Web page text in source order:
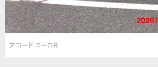
アコード ユーロR